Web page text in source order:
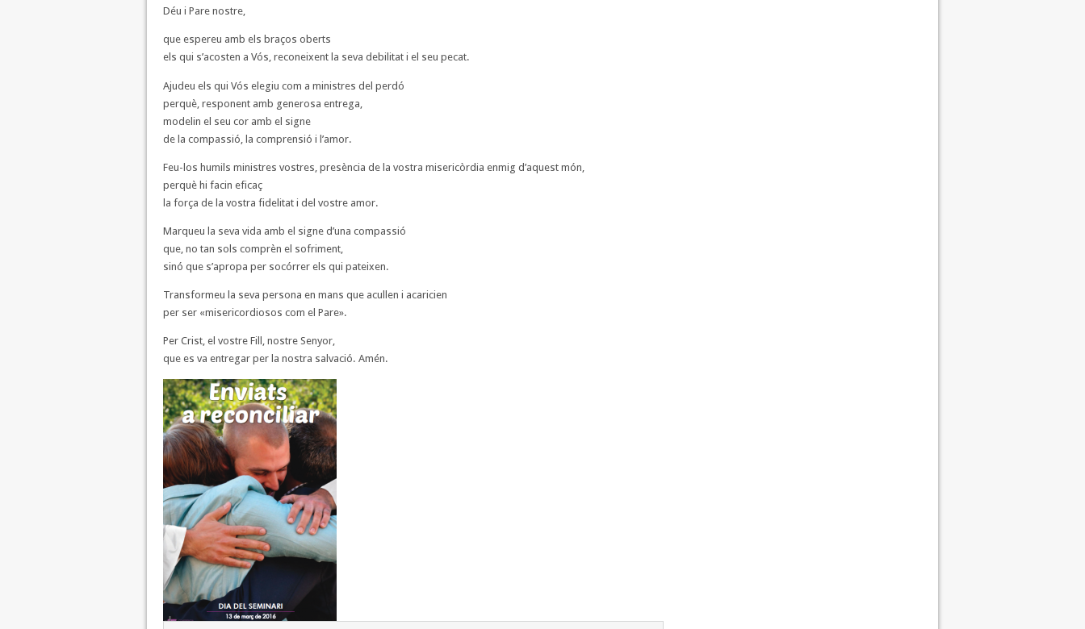
Déu i Pare nostre,
que espereu amb els braços oberts
els qui s’acosten a Vós, reconeixent la seva debilitat i el seu pecat.
Ajudeu els qui Vós elegiu com a ministres del perdó
perquè, responent amb generosa entrega,
modelin el seu cor amb el signe
de la compassió, la comprensió i l’amor.
Feu-los humils ministres vostres, presència de la vostra misericòrdia enmig d’aquest món,
perquè hi facin eficaç
la força de la vostra fidelitat i del vostre amor.
Marqueu la seva vida amb el signe d’una compassió
que, no tan sols comprèn el sofriment,
sinó que s’apropa per socórrer els qui pateixen.
Transformeu la seva persona en mans que acullen i acaricien
per ser «misericordiosos com el Pare».
Per Crist, el vostre Fill, nostre Senyor,
que es va entregar per la nostra salvació. Amén.